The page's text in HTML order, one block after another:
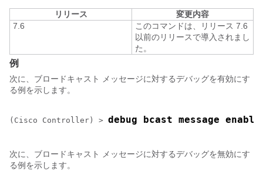
リリース
変更内容
7.6
このコマンドは、リリース 7.6
以前のリリースで導入されまし
た。
例
次に、ブロードキャスト メッセージに対するデバッグを有効にす
る例を示します。
(Cisco Controller) > debug bcast message enable
次に、ブロードキャスト メッセージに対するデバッグを無効にす
る例を示します。